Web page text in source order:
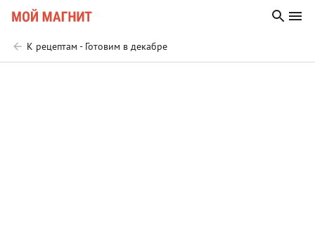
К рецептам - Готовим в декабре